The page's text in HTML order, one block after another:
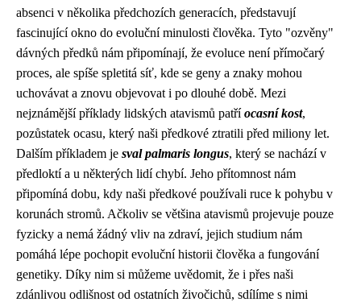
absenci v několika předchozích generacích, představují
fascinující okno do evoluční minulosti člověka. Tyto "ozvěny"
dávných předků nám připomínají, že evoluce není přímočarý
proces, ale spíše spletitá síť, kde se geny a znaky mohou
uchovávat a znovu objevovat i po dlouhé době. Mezi
nejznámější příklady lidských atavismů patříocasní kost,
pozůstatek ocasu, který naši předkové ztratili před miliony let.
Dalším příkladem je sval palmaris longus, který se nachází v
předloktí a u některých lidí chybí. Jeho přítomnost nám
připomíná dobu, kdy naši předkové používali ruce k pohybu v
korunách stromů. Ačkoliv se většina atavismů projevuje pouze
fyzicky a nemá žádný vliv na zdraví, jejich studium nám
pomáhá lépe pochopit evoluční historii člověka a fungování
genetiky. Díky nim si můžeme uvědomit, že i přes naši
zdánlivou odlišnost od ostatních živočichů, sdílíme s nimi